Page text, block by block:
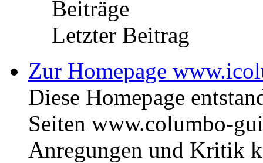
Beiträge
Letzter Beitrag
Zur Homepage
Diese Homepage
Seiten www.columbo-
Anregungen und Kritik